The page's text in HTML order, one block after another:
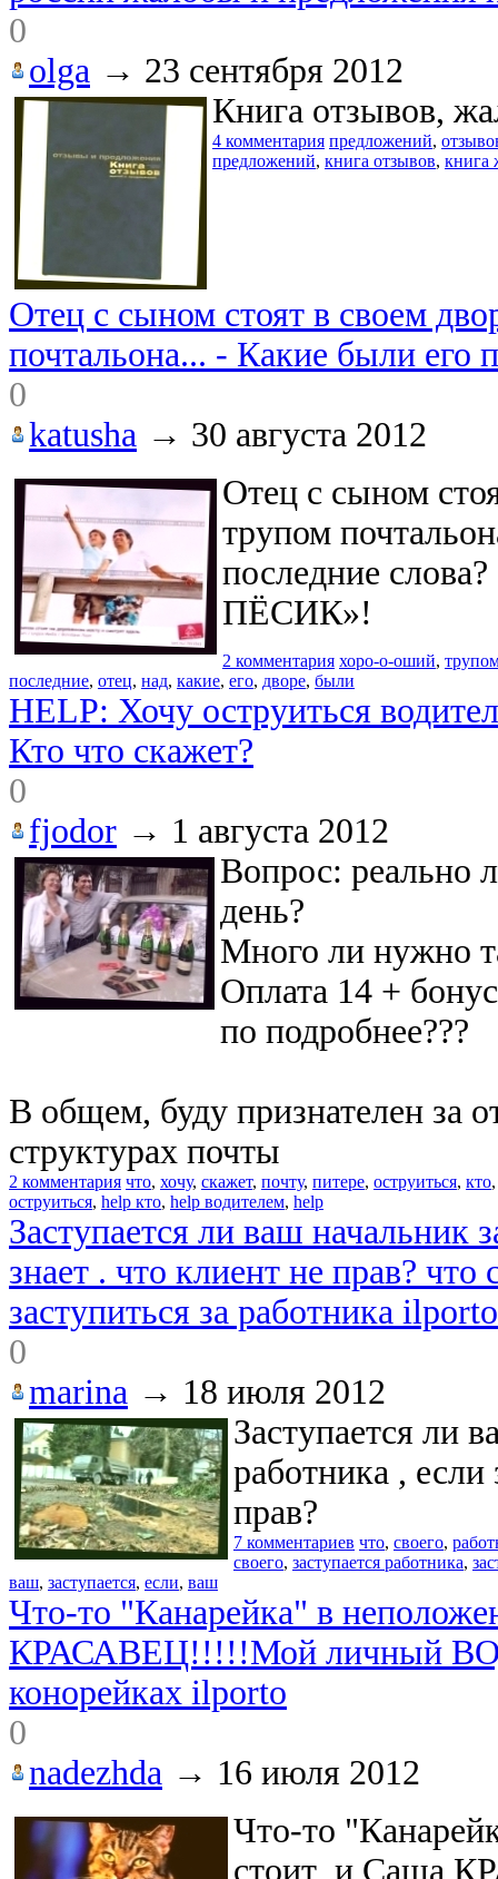
0
olga → 23 сентября 2012
Книга отзывов,
4 комментария предложений,
предложений, книга отзывов, книга
Отец с сыном стоят в своем
почтальона... - Какие были его
0
katusha → 30 августа 2012
Отец с сыном
трупом
последние
ПЁСИК»!
2 комментария хоро-о-оший,
последние, отец, над, какие, его, дворе, были
HELP: Хочу оструиться
Кто что скажет?
0
fjodor → 1 августа 2012
Вопрос: реально
день?
Много ли нужно
Оплата 14 +
по подробнее???
В общем, буду признателен за
структурах почты
2 комментария что, хочу, скажет, почту, питере, оструиться, кто
оструиться, help кто, help водителем, help
Заступается ли ваш начальник
знает . что клиент не прав? что
заступиться за работника ilporto
0
marina → 18 июля 2012
Заступается ли
работника , если
прав?
7 комментариев что, своего,
своего, заступается работника,
ваш, заступается, если, ваш
Что-то "Канарейка" в
КРАСАВЕЦ!!!!!Мой личный
конорейках ilporto
0
nadezhda → 16 июля 2012
Что-то
стоит и Саша